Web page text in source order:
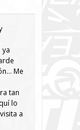
Me
tan
lo
a